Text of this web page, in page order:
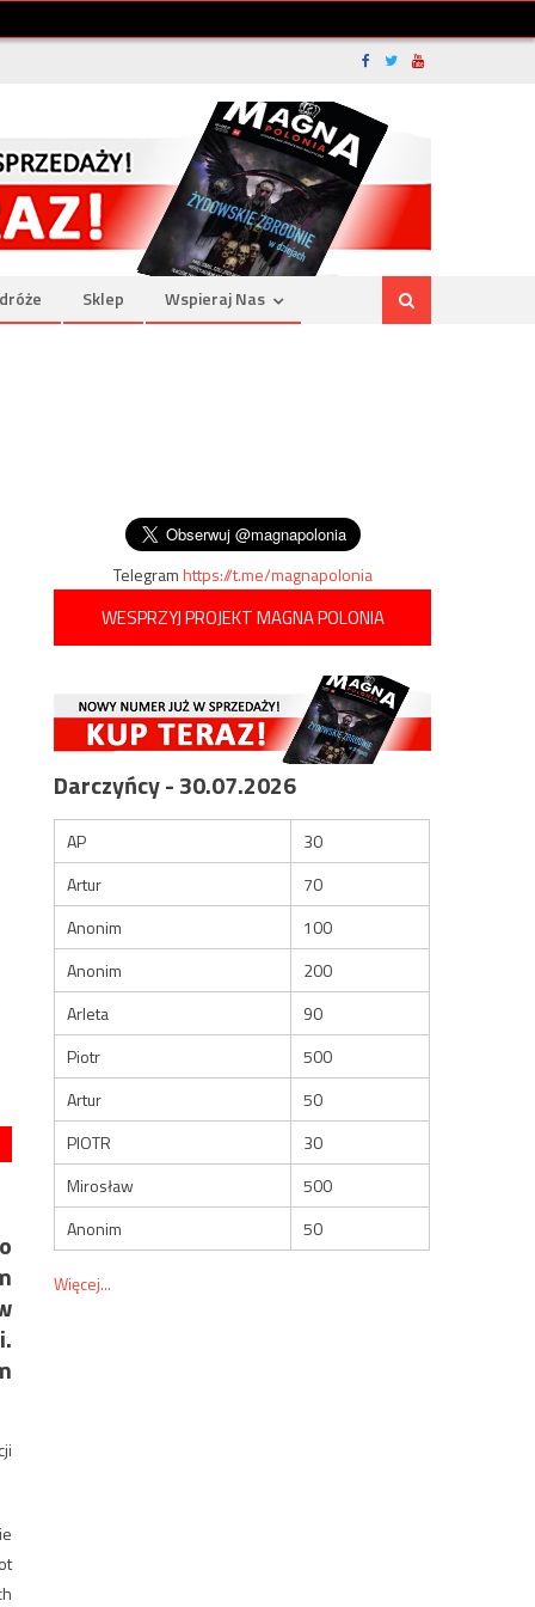
Sklep Wspieraj Nas
Telegramhttps://t.me/magnapolonia
WESPRZYJ PROJEKT MAGNA POLONIA
Darczyńcy - 30.07.2026
AP
30
Artur
70
Anonim
100
Anonim
200
Arleta
90
Piotr
500
Artur
50
PIOTR
30
Mirosław
500
Anonim
50
Więcej...